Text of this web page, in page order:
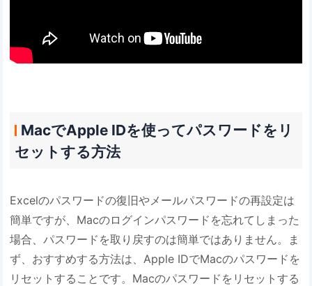
MacでApple IDを使ってパスワードをリ
セットする方法
Excelのパスワードの復旧やメールパスワードの再設定は
簡単ですが、Macのログインパスワードを忘れてしまった
場合、パスワードを取り戻すのは簡単ではありません。ま
ず、おすすめする方法は、Apple IDでMacのパスワードを
リセットすることです。Macのパスワードをリセットする